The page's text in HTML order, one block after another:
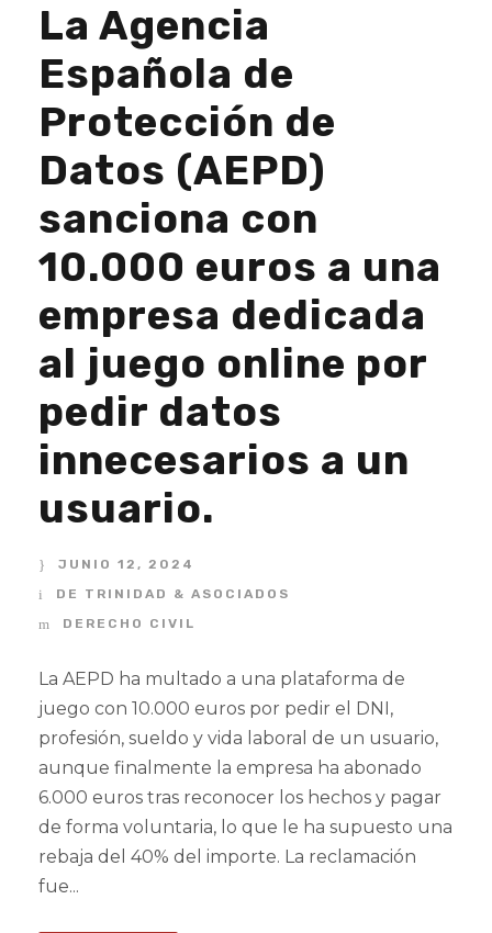
La Agencia
Española de
Protección de
Datos (AEPD)
sanciona con
10.000 euros a una
empresa dedicada
al juego online por
pedir datos
innecesarios a un
usuario.
JUNIO 12, 2024
DE TRINIDAD & ASOCIADOS
DERECHO CIVIL
La AEPD ha multado a una plataforma de
juego con 10.000 euros por pedir el DNI,
profesión, sueldo y vida laboral de un usuario,
aunque finalmente la empresa ha abonado
6.000 euros tras reconocer los hechos y pagar
de forma voluntaria, lo que le ha supuesto una
rebaja del 40% del importe. La reclamación
fue...